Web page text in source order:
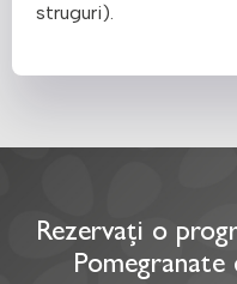
struguri).
Rezervați o
Pomegranate